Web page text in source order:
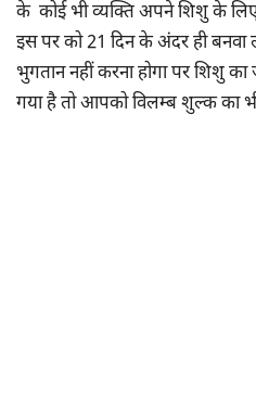
के कोई भी व्यक्ति अपने शिशु के
इस पर को 21 दिन के अंदर ही
भुगतान नहीं करना होगा पर शिशु
गया है तो आपको विलम्ब शुल्क का